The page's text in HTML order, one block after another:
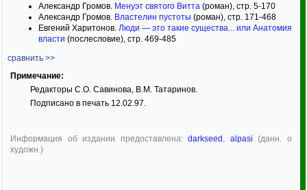
Александр Громов. Менуэт святого Витта (роман), стр. 5-170
Александр Громов. Властелин пустоты (роман), стр. 171-468
Евгений Харитонов. Люди — это такие существа... или Анатомия
власти (послесловие), стр. 469-485
сравнить >>
Примечание:
Редакторы С.О. Савинова, В.М. Татаринов.
Подписано в печать 12.02.97.
Информация об издании предоставлена:darkseed alpasi(данн. о
художн.)